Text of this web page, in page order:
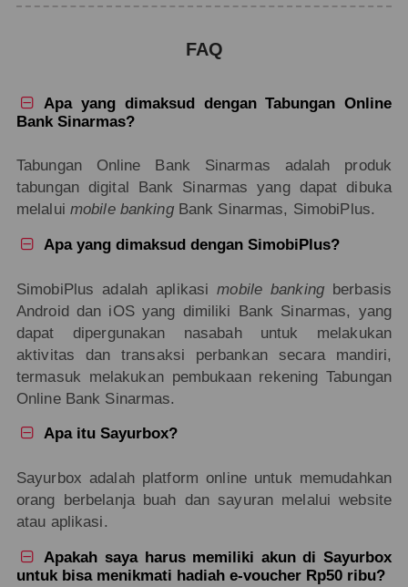
FAQ

Apa yang dimaksud dengan Tabungan Online
Bank Sinarmas?
Tabungan Online Bank Sinarmas adalah produk
tabungan digital Bank Sinarmas yang dapat dibuka
melalui mobile bankingBank Sinarmas, SimobiPlus.
 Apa yang dimaksud dengan SimobiPlus?
SimobiPlus adalah aplikasimobile bankingberbasis
Android dan iOS yang dimiliki Bank Sinarmas, yang
dapat dipergunakan nasabah untuk melakukan
aktivitas dan transaksi perbankan secara mandiri,
termasuk melakukan pembukaan rekening Tabungan
Online Bank Sinarmas.
 Apa itu Sayurbox?
Sayurbox adalah platform online untuk memudahkan
orang berbelanja buah dan sayuran melalui website
atau aplikasi.

Apakah saya harus memiliki akun di Sayurbox
untuk bisa menikmati hadiah e-voucher Rp50 ribu?